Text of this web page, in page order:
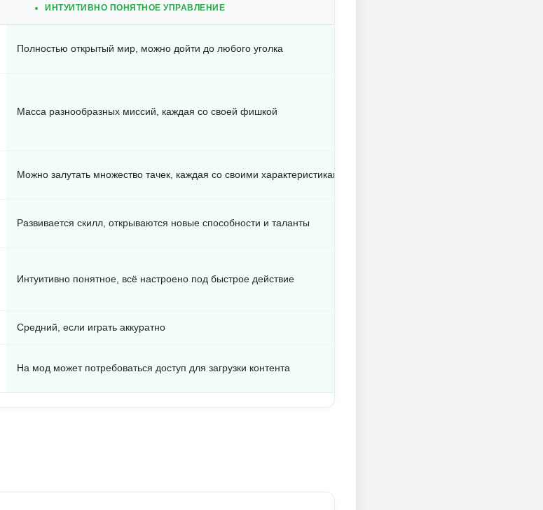
ИНТУИТИВНО ПОНЯТНОЕ УПРАВЛЕНИЕ
Полностью открытый мир, можно дойти до любого уголка
Масса разнообразных миссий, каждая со своей фишкой
Можно залутать множество тачек, каждая со своими характеристиками
Развивается скилл, открываются новые способности и таланты
Интуитивно понятное, всё настроено под быстрое действие
Средний, если играть аккуратно
На мод может потребоваться доступ для загрузки контента